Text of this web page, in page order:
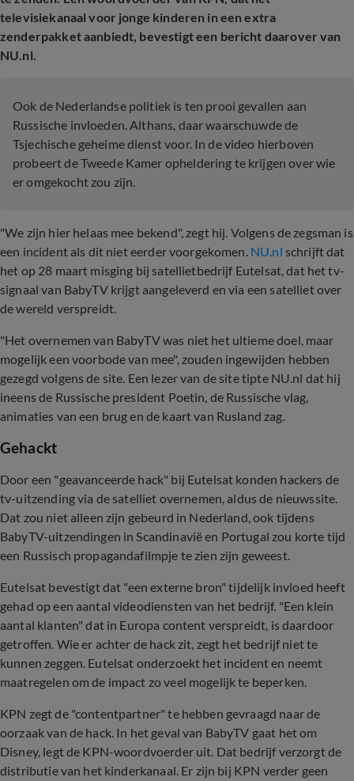
televisiekanaal voor jonge kinderen in een extra
zenderpakket aanbiedt, bevestigt een bericht daarover van
NU.nl.
Ook de Nederlandse politiek is ten prooi gevallen aan
Russische invloeden. Althans, daar waarschuwde de
Tsjechische geheime dienst voor. In de video hierboven
probeert de Tweede Kamer opheldering te krijgen over wie
er omgekocht zou zijn.
"We zijn hier helaas mee bekend", zegt hij. Volgens de zegsman is
een incident als dit niet eerder voorgekomen. NU.nl schrijft dat
het op 28 maart misging bij satellietbedrijf Eutelsat, dat het tv-
signaal van BabyTV krijgt aangeleverd en via een satelliet over
de wereld verspreidt.
"Het overnemen van BabyTV was niet het ultieme doel, maar
mogelijk een voorbode van mee", zouden ingewijden hebben
gezegd volgens de site. Een lezer van de site tipte NU.nl dat hij
ineens de Russische president Poetin, de Russische vlag,
animaties van een brug en de kaart van Rusland zag.
Gehackt
Door een "geavanceerde hack" bij Eutelsat konden hackers de
tv-uitzending via de satelliet overnemen, aldus de nieuwssite.
Dat zou niet alleen zijn gebeurd in Nederland, ook tijdens
BabyTV-uitzendingen in Scandinavië en Portugal zou korte tijd
een Russisch propagandafilmpje te zien zijn geweest.
Eutelsat bevestigt dat "een externe bron" tijdelijk invloed heeft
gehad op een aantal videodiensten van het bedrijf. "Een klein
aantal klanten" dat in Europa content verspreidt, is daardoor
getroffen. Wie er achter de hack zit, zegt het bedrijf niet te
kunnen zeggen. Eutelsat onderzoekt het incident en neemt
maatregelen om de impact zo veel mogelijk te beperken.
KPN zegt de "contentpartner" te hebben gevraagd naar de
oorzaak van de hack. In het geval van BabyTV gaat het om
Disney, legt de KPN-woordvoerder uit. Dat bedrijf verzorgt de
distributie van het kinderkanaal. Er zijn bij KPN verder geen